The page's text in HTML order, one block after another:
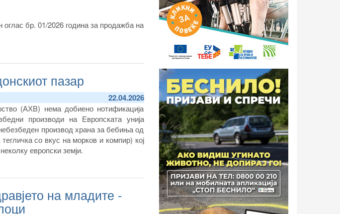
оглас бр. 01/2026 година за продажба на
пазар
22.04.2026
(АХВ) нема добиено нотификација
производи на Европската унија
производ храна за бебиња од
со вкус на морков и компир) кој
европски земји.
на младите -